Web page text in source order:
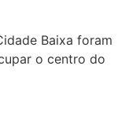
Baixa foram
o centro do